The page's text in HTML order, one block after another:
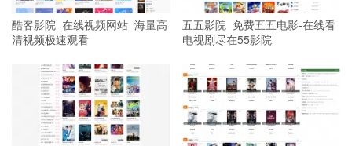
酷客影院_在线视频网站_海量高
清视频极速观看
五五影院_免费五五电影-在线看
电视剧尽在55影院